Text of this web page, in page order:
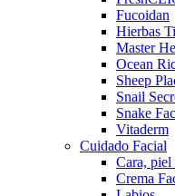
Fucoidan
Hierbas
Master
Ocean
Sheep
Snail
Snake
Vitaderm
Cuidado Facial
Cara, piel
Crema